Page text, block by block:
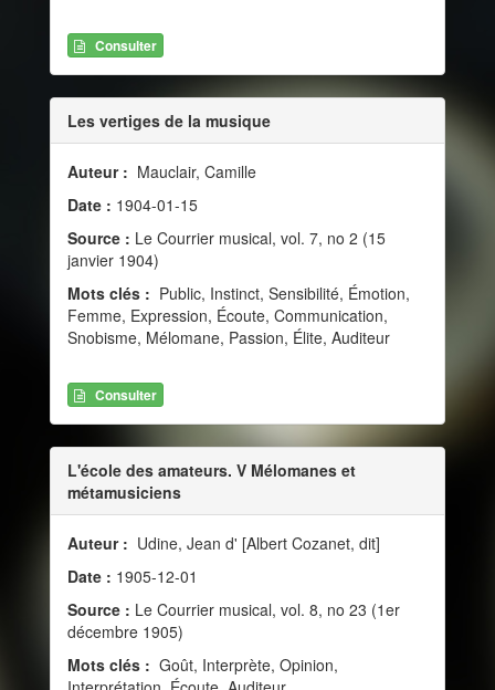
Consulter
Les vertiges de la musique
Auteur : Mauclair, Camille
Date : 1904-01-15
Source : Le Courrier musical, vol. 7, no 2 (15
janvier 1904)
Mots clés : Public, Instinct, Sensibilité, Émotion,
Femme, Expression, Écoute, Communication,
Snobisme, Mélomane, Passion, Élite, Auditeur
Consulter
L'école des amateurs. V Mélomanes et
métamusiciens
Auteur : Udine, Jean d' [Albert Cozanet, dit]
Date : 1905-12-01
Source : Le Courrier musical, vol. 8, no 23 (1er
décembre 1905)
Mots clés : Goût, Interprète, Opinion,